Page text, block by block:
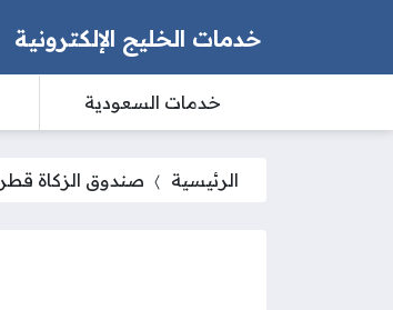
خدمات الخليج الإلكترونية
خدمات السعودية
الرئيسية صندوق الزكاة قطر